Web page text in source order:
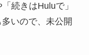
続きはHuluで」
いので、未公開